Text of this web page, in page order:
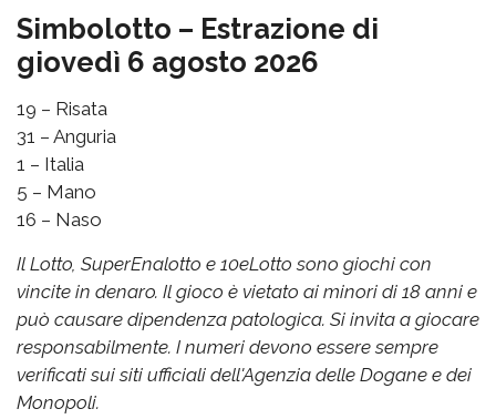
Simbolotto – Estrazione di
giovedì 6 agosto 2026
19 – Risata
31 – Anguria
1 – Italia
5 – Mano
16 – Naso
Il Lotto, SuperEnalotto e 10eLotto sono giochi con
vincite in denaro. Il gioco è vietato ai minori di 18 anni e
può causare dipendenza patologica. Si invita a giocare
responsabilmente. I numeri devono essere sempre
verificati sui siti ufficiali dell'Agenzia delle Dogane e dei
Monopoli.